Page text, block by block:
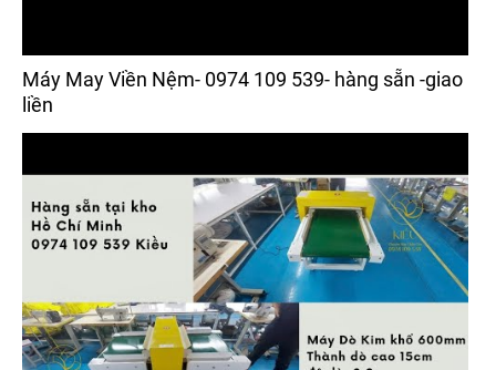
Máy May Viền Nệm- 0974 109 539- hàng sẵn -giao
liền